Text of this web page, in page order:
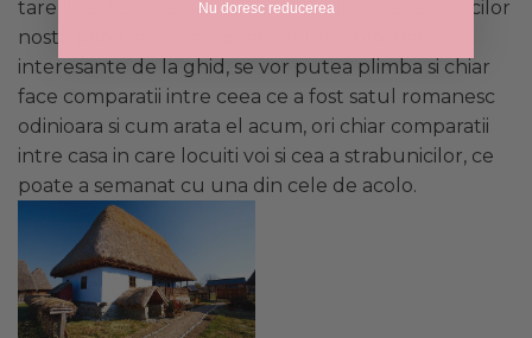
tare linistit si incarcat de istora traditiilor strabunicilor
nostri pana la urma. Vor afla multe informatii
interesante de la ghid, se vor putea plimba si chiar
face comparatii intre ceea ce a fost satul romanesc
odinioara si cum arata el acum, ori chiar comparatii
intre casa in care locuiti voi si cea a strabunicilor, ce
poate a semanat cu una din cele de acolo.
Nu doresc reducerea